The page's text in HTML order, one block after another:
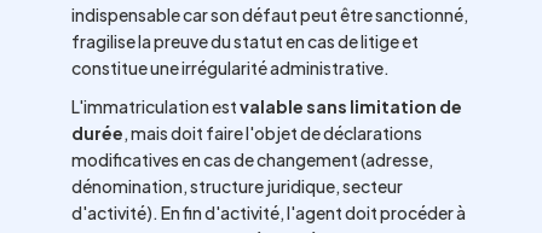
indispensable car son défaut peut être sanctionné,
fragilise la preuve du statut en cas de litige et
constitue une irrégularité administrative.
L'immatriculation estvalable sans limitation de
durée, mais doit faire l'objet de déclarations
modificatives en cas de changement (adresse,
dénomination, structure juridique, secteur
d'activité). En fin d'activité, l'agent doit procéder à